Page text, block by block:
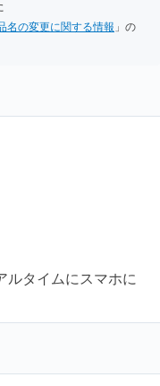
名の変更に関する情報 」の
ルタイムにスマホに